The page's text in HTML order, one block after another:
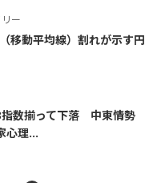
ー
移動平均線）割れが示す円
指数揃って下落 中東情勢
心理...